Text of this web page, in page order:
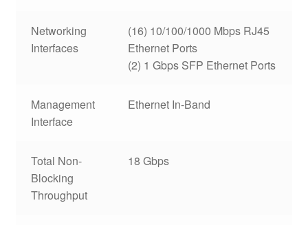
Networking
Interfaces
(16) 10/100/1000 Mbps RJ45
Ethernet Ports
(2) 1 Gbps SFP Ethernet Ports
Management
Interface
Ethernet In-Band
Total Non-
Blocking
Throughput
18 Gbps